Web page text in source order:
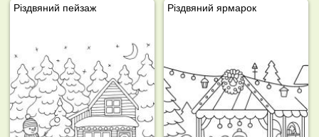
Різдвяний пейзаж Різдвяний ярмарок